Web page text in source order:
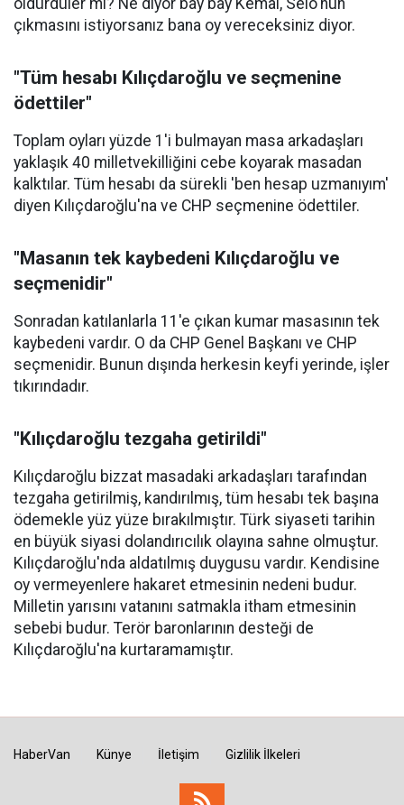
öldürdüler mi? Ne diyor bay bay Kemal, Selo'nun
çıkmasını istiyorsanız bana oy vereceksiniz diyor.
"Tüm hesabı Kılıçdaroğlu ve seçmenine
ödettiler"
Toplam oyları yüzde 1'i bulmayan masa arkadaşları
yaklaşık 40 milletvekilliğini cebe koyarak masadan
kalktılar. Tüm hesabı da sürekli 'ben hesap uzmanıyım'
diyen Kılıçdaroğlu'na ve CHP seçmenine ödettiler.
"Masanın tek kaybedeni Kılıçdaroğlu ve
seçmenidir"
Sonradan katılanlarla 11'e çıkan kumar masasının tek
kaybedeni vardır. O da CHP Genel Başkanı ve CHP
seçmenidir. Bunun dışında herkesin keyfi yerinde, işler
tıkırındadır.
"Kılıçdaroğlu tezgaha getirildi"
Kılıçdaroğlu bizzat masadaki arkadaşları tarafından
tezgaha getirilmiş, kandırılmış, tüm hesabı tek başına
ödemekle yüz yüze bırakılmıştır. Türk siyaseti tarihin
en büyük siyasi dolandırıcılık olayına sahne olmuştur.
Kılıçdaroğlu'nda aldatılmış duygusu vardır. Kendisine
oy vermeyenlere hakaret etmesinin nedeni budur.
Milletin yarısını vatanını satmakla itham etmesinin
sebebi budur. Terör baronlarının desteği de
Kılıçdaroğlu'na kurtaramamıştır.
HaberVan Künye İletişim Gizlilik İlkeleri